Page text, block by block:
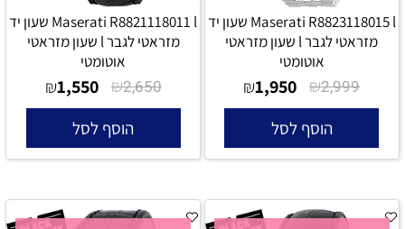
Maserati R8823118015 l שעון יד
מזראטי לגבר l שעון מזראטי
אוטומטי
₪2,999
₪1,950
הוסף לסל
Maserati R8821118011 l שעון יד
מזראטי לגבר l שעון מזראטי
אוטומטי
₪2,650
₪1,550
הוסף לסל